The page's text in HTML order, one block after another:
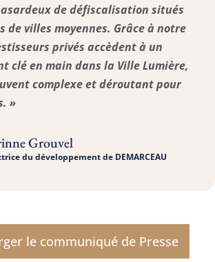
de défiscalisation situés
de villes moyennes. Grâce à notre
privés accèdent à un
clé en main dans la Ville Lumière,
complexe et déroutant pour
»
Grouvel
du développement de DEMARCEAU
le communiqué de Presse